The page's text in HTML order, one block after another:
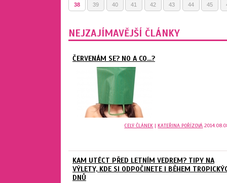
38 39 40 41 42 43 44 45
NEJZAJÍMAVĚJŠÍ ČLÁNKY
ČERVENÁM SE? NO A CO...?
CELÝ ČLÁNEK | KATEŘINA POŘÍZOVÁ
KAM UTÉCT PŘED LETNÍM VEDREM? TIPY NA
VÝLETY, KDE SI ODPOČINETE I BĚHEM
DNŮ